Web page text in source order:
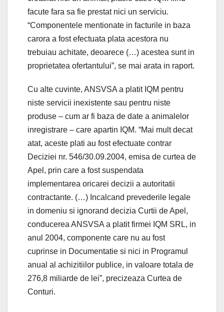
facute fara sa fie prestat nici un serviciu.
“Componentele mentionate in facturile in baza
carora a fost efectuata plata acestora nu
trebuiau achitate, deoarece (…) acestea sunt in
proprietatea ofertantului”, se mai arata in raport.
Cu alte cuvinte, ANSVSA a platit IQM pentru
niste servicii inexistente sau pentru niste
produse – cum ar fi baza de date a animalelor
inregistrare – care apartin IQM. “Mai mult decat
atat, aceste plati au fost efectuate contrar
Deciziei nr. 546/30.09.2004, emisa de curtea de
Apel, prin care a fost suspendata
implementarea oricarei decizii a autoritatii
contractante. (…) Incalcand prevederile legale
in domeniu si ignorand decizia Curtii de Apel,
conducerea ANSVSA a platit firmei IQM SRL, in
anul 2004, componente care nu au fost
cuprinse in Documentatie si nici in Programul
anual al achizitiilor publice, in valoare totala de
276,8 miliarde de lei”, precizeaza Curtea de
Conturi.